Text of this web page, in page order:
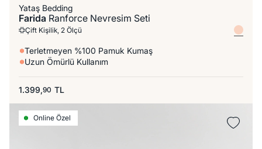
Yataş Bedding
Farida Ranforce Nevresim Seti
Çift Kişilik, 2 Ölçü
Terletmeyen %100 Pamuk Kumaş
Uzun Ömürlü Kullanım
1.399,90 TL
Online Özel